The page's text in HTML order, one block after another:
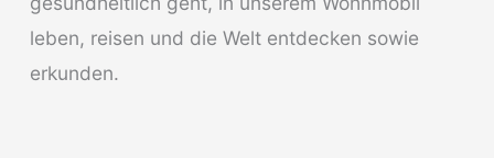
leben, reisen und die Welt entdecken sowie
erkunden.